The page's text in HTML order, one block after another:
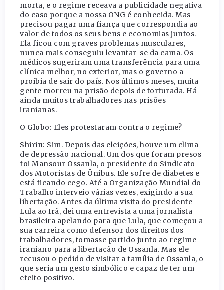
morta, e o regime receava a publicidade negativa
do caso porque a nossa ONG é conhecida. Mas
precisou pagar uma fiança que correspondia ao
valor de todos os seus bens e economias juntos.
Ela ficou com graves problemas musculares,
nunca mais conseguiu levantar-se da cama. Os
médicos sugeriram uma transferência para uma
clínica melhor, no exterior, mas o governo a
proibia de sair do país. Nos últimos meses, muita
gente morreu na prisão depois de torturada. Há
ainda muitos trabalhadores nas prisões
iranianas.
O Globo: Eles protestaram contra o regime?
Shirin: Sim. Depois das eleições, houve um clima
de depressão nacional. Um dos que foram presos
foi Mansour Ossanla, o presidente do Sindicato
dos Motoristas de Ônibus. Ele sofre de diabetes e
está ficando cego. Até a Organização Mundial do
Trabalho interveio várias vezes, exigindo a sua
libertação. Antes da última visita do presidente
Lula ao Irã, dei uma entrevista a uma jornalista
brasileira apelando para que Lula, que começou a
sua carreira como defensor dos direitos dos
trabalhadores, tomasse partido junto ao regime
iraniano para a libertação de Ossanla. Mas ele
recusou o pedido de visitar a família de Ossanla, o
que seria um gesto simbólico e capaz de ter um
efeito positivo.